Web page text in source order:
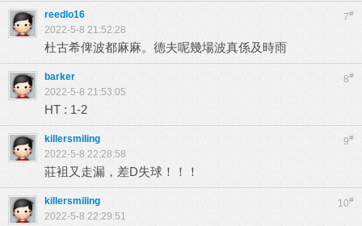
7#
reedlo16
2022-5-8 21:52:28
杜古希俾波都麻麻。德夫呢幾場波真係及時雨
8#
barker
2022-5-8 21:53:05
HT : 1-2
9#
killersmiling
2022-5-8 22:28:58
莊袓又走漏，差D失球！！！
10#
killersmiling
2022-5-8 22:29:51